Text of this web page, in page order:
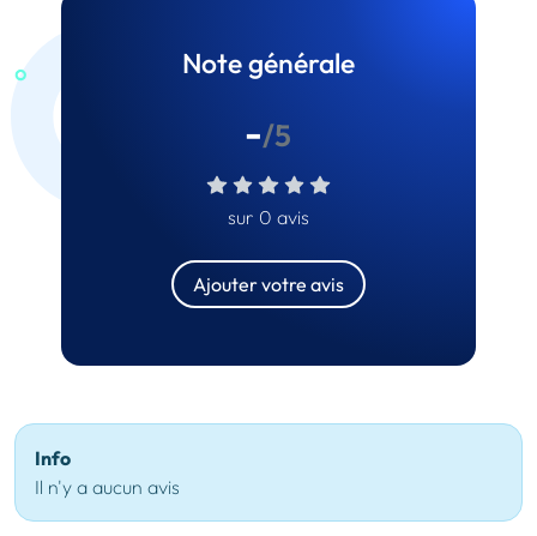
Note générale
-/5
sur 0 avis
Ajouter votre avis
Info
Il n'y a aucun avis